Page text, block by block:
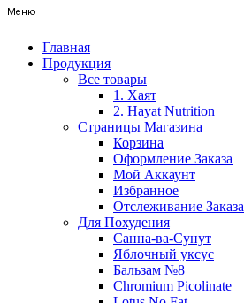
Меню
Главная
Продукция
Все товары
1. Хаят
2. Hayat Nutrition
Страницы Магазина
Корзина
Оформление Заказа
Мой Аккаунт
Избранное
Отслеживание Заказа
Для Похудения
Санна-ва-Сунут
Яблочный уксус
Бальзам №8
Chromium Picolinate